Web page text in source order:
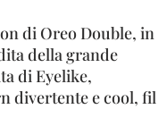
di Oreo Double, in
della grande
di Eyelike,
divertente e cool, fil